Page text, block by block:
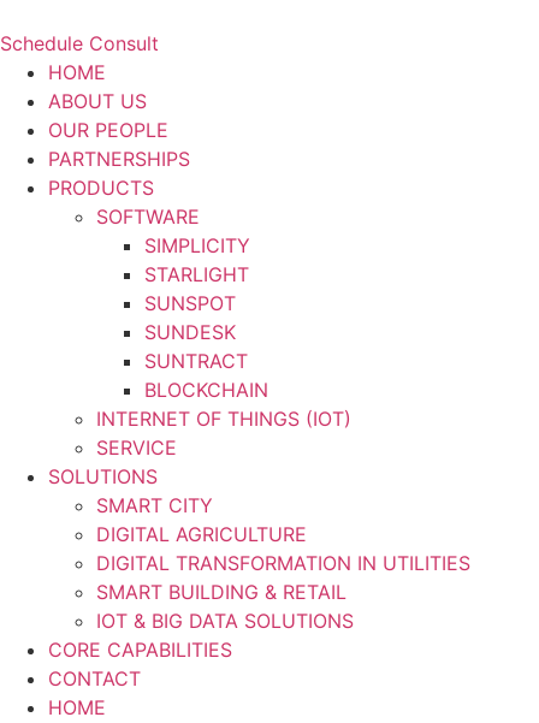
Schedule Consult
HOME
ABOUT US
OUR PEOPLE
PARTNERSHIPS
PRODUCTS
SOFTWARE
SIMPLICITY
STARLIGHT
SUNSPOT
SUNDESK
SUNTRACT
BLOCKCHAIN
INTERNET OF THINGS (IOT)
SERVICE
SOLUTIONS
SMART CITY
DIGITAL AGRICULTURE
DIGITAL TRANSFORMATION IN UTILITIES
SMART BUILDING & RETAIL
IOT & BIG DATA SOLUTIONS
CORE CAPABILITIES
CONTACT
HOME